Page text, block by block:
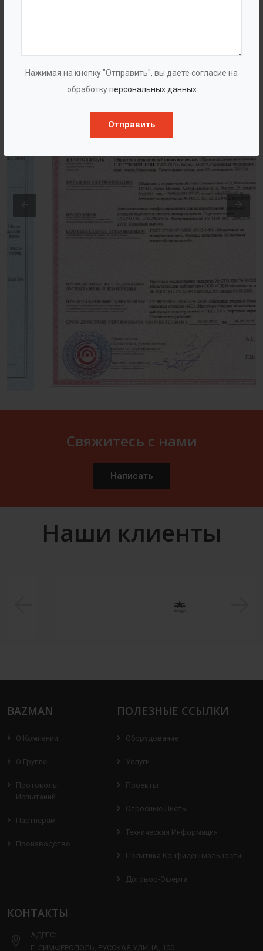
Нажимая на кнопку "Отправить", вы даете согласие на
обработкуперсональных данных
Отправить
Свяжитесь с нами
Написать
Наши клиенты
BAZMAN
О Компании
О Группе
Протоколы
Испытаний
Партнерам
Производство
ПОЛЕЗНЫЕ ССЫЛКИ
Оборудование
Услуги
Проекты
Опросные Листы
Техническая Информация
Политика Конфиденциальности
Договор-Оферта
КОНТАКТЫ
АДРЕС:
Г. СИМФЕРОПОЛЬ, РУССКАЯ УЛИЦА, 100